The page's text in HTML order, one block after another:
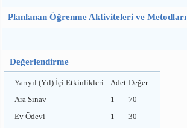
Planlanan Öğrenme Aktiviteleri ve Metodları
Değerlendirme
Yarıyıl (Yıl) İçi Etkinlikleri Adet Değer
Ara Sınav
1
70
Ev Ödevi
1
30